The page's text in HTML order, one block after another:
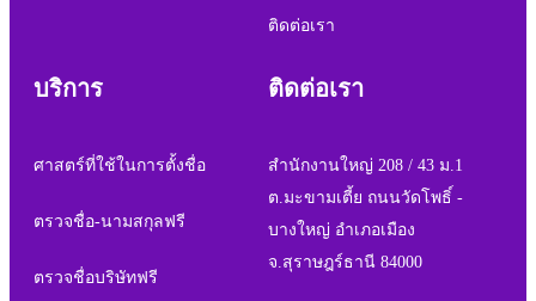
ติดต่อเรา
บริการ
ศาสตร์ที่ใช้ในการตั้งชื่อ
ตรวจชื่อ-นามสกุลฟรี
ตรวจชื่อบริษัทฟรี
ติดต่อเรา
สำนักงานใหญ่ 208 / 43 ม.1
ต.มะขามเตี้ย ถนนวัดโพธิ์ -
บางใหญ่ อำเภอเมือง
จ.สุราษฎร์ธานี 84000